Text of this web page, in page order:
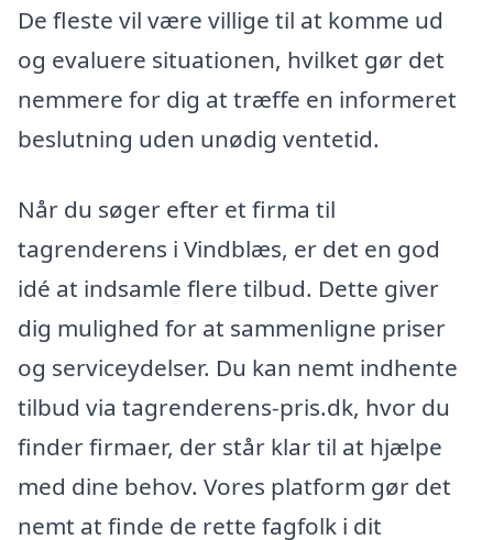
De fleste vil være villige til at komme ud
og evaluere situationen, hvilket gør det
nemmere for dig at træffe en informeret
beslutning uden unødig ventetid.
Når du søger efter et firma til
tagrenderens i Vindblæs, er det en god
idé at indsamle flere tilbud. Dette giver
dig mulighed for at sammenligne priser
og serviceydelser. Du kan nemt indhente
tilbud via tagrenderens-pris.dk, hvor du
finder firmaer, der står klar til at hjælpe
med dine behov. Vores platform gør det
nemt at finde de rette fagfolk i dit